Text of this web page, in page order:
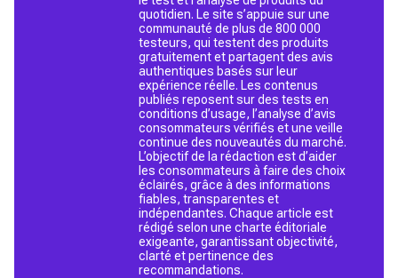
quotidien. Le site s’appuie sur une
communauté de plus de 800 000
testeurs, qui testent des produits
gratuitement et partagent des avis
authentiques basés sur leur
expérience réelle. Les contenus
publiés reposent sur des tests en
conditions d’usage, l’analyse d’avis
consommateurs vérifiés et une veille
continue des nouveautés du marché.
L’objectif de la rédaction est d’aider
les consommateurs à faire des choix
éclairés, grâce à des informations
fiables, transparentes et
indépendantes. Chaque article est
rédigé selon une charte éditoriale
exigeante, garantissant objectivité,
clarté et pertinence des
recommandations.